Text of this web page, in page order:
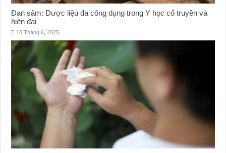
Đan sâm: Dược liệu đa công dụng trong Y học cổ truyền và
hiện đại
10 Tháng 6, 2025